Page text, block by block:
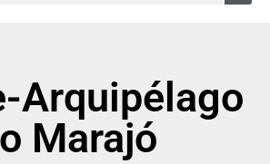
Arquipélago
Marajó